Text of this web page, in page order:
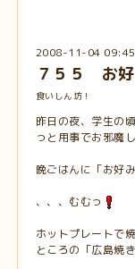
2008-11-04
７５５ お
食いしん坊！
昨日の夜、学生の
っと用事でお邪魔
晩ごはんに「お好
、、、むむっ
ホットプレートで
ところの「広島焼